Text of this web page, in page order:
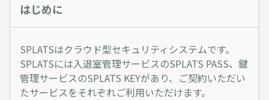
はじめに
SPLATSはクラウド型セキュリティシステムです。
SPLATSには入退室管理サービスのSPLATS PASS、鍵
管理サービスのSPLATS KEYがあり、ご契約いただい
たサービスをそれぞれご利用いただけます。